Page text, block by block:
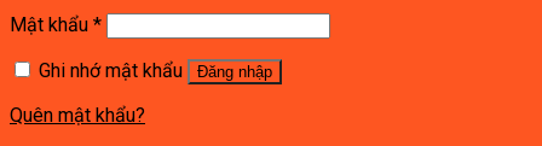
Mật khẩu *
Ghi nhớ mật khẩu
Đăng nhập
Quên mật khẩu?